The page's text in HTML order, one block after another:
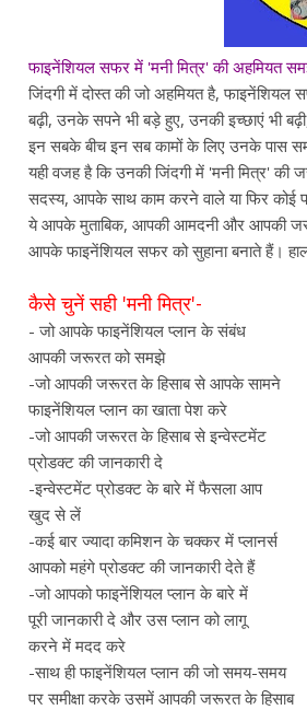
फाइनेंशियल सफर में 'मनी मित्र' की अहमियत
जिंदगी में दोस्त की जो अहमियत है, फाइनेंशियल
बढ़ी, उनके सपने भी बड़े हुए, उनकी इच्छाएं भी
इन सबके बीच इन सब कामों के लिए उनके पास
यही वजह है कि उनकी जिंदगी में 'मनी मित्र' की
सदस्य, आपके साथ काम करने वाले या फिर कोई
ये आपके मुताबिक, आपकी आमदनी और आपकी
आपके फाइनेंशियल सफर को सुहाना बनाते हैं।
कैसे चुनें सही 'मनी मित्र'-
- जो आपके फाइनेंशियल प्लान के संबंध
आपकी जरूरत को समझे
-जो आपकी जरूरत के हिसाब से आपके सामने
फाइनेंशियल प्लान का खाता पेश करे
-जो आपकी जरूरत के हिसाब से इन्वेस्टमेंट
प्रोडक्ट की जानकारी दे
-इन्वेस्टमेंट प्रोडक्ट के बारे में फैसला आप
खुद से लें
-कई बार ज्यादा कमिशन के चक्कर में प्लानर्स
आपको महंगे प्रोडक्ट की जानकारी देते हैं
-जो आपको फाइनेंशियल प्लान के बारे में
पूरी जानकारी दे और उस प्लान को लागू
करने में मदद करे
-साथ ही फाइनेंशियल प्लान की जो समय-समय
पर समीक्षा करके उसमें आपकी जरूरत के हिसाब